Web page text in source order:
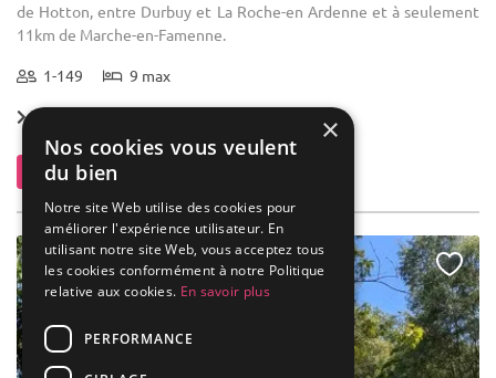
de Hotton, entre Durbuy et La Roche-en Ardenne et à seulement
11km de Marche-en-Famenne.
1-149 9 max
Location dès
Contacter
×
Nos cookies vous veulent
du bien
Notre site Web utilise des cookies pour
améliorer l'expérience utilisateur. En
utilisant notre site Web, vous acceptez tous
les cookies conformément à notre Politique
relative aux cookies. En savoir plus
PERFORMANCE